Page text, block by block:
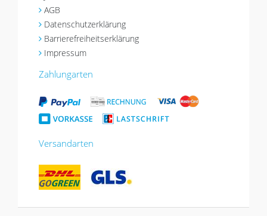
AGB
Datenschutzerklärung
Barrierefreiheitserklärung
Impressum
Zahlungarten
Versandarten